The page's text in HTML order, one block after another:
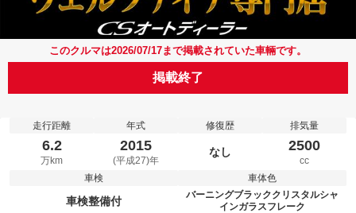
このクルマは2026/07/17まで掲載されていた車輛です。
掲載終了
走行距離
6.2
万km
年式
2015
(平成27)年
修復歴
なし
排気量
2500
cc
車検
車検整備付
車体色
バーニングブラッククリスタルシャ
インガラスフレーク